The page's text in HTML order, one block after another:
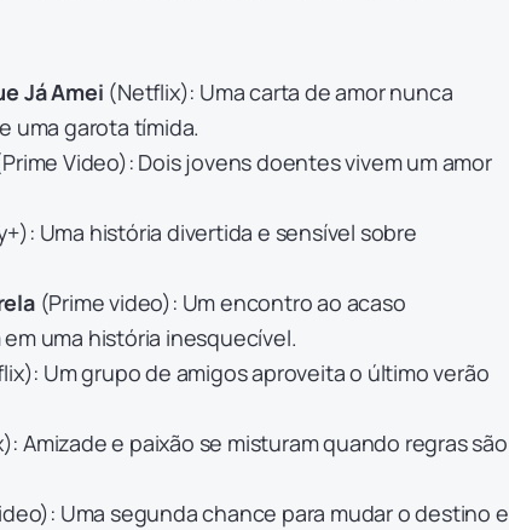
Já Amei (Netflix): Uma carta de amor nunca
uma garota tímida.
Video): Dois jovens doentes vivem um amor
Uma história divertida e sensível sobre
(Prime video): Um encontro ao acaso
uma história inesquecível.
Um grupo de amigos aproveita o último verão
Amizade e paixão se misturam quando regras são
Uma segunda chance para mudar o destino e